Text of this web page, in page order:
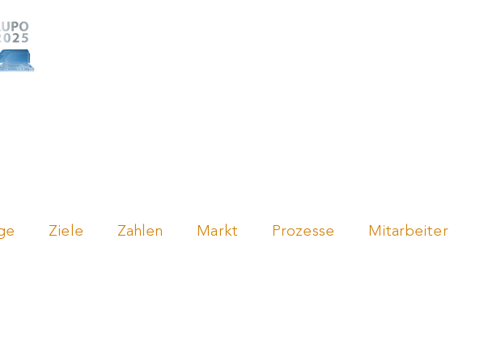
Ziele Zahlen Markt Prozesse Mitarbeiter